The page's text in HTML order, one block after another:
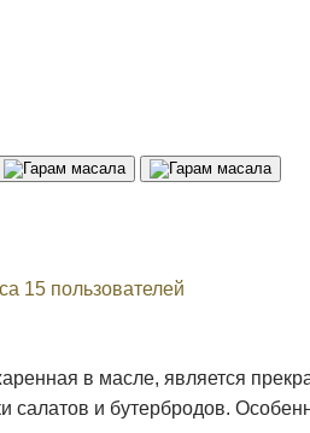
15 пользователей
в масле, является
салатов и бутербродов.